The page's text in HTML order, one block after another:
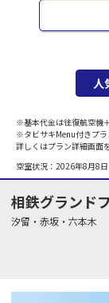
人
※基本代金は往復航空機
※タビサキMenu付きプラ
詳しくはプラン詳細画面
空室状況： 2026年8月8
相鉄グランド
汐留・赤坂・六本木